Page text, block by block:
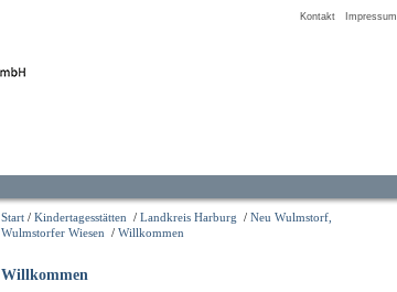
Kontakt Impressum
Start / Kindertagesstätten / Landkreis Harburg / Neu Wulmstorf,
Wulmstorfer Wiesen / Willkommen
Willkommen